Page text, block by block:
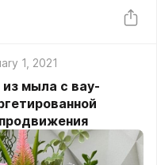
1, 2021
мыла с вау-